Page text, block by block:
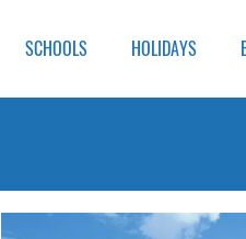
SCHOOLS HOLIDAYS